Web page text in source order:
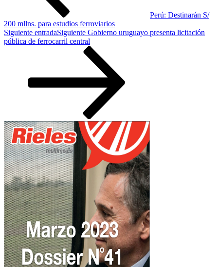
Perú: Destinarán S/
200 mllns. para estudios ferroviarios
Siguiente entradaSiguiente Gobierno uruguayo presenta licitación
pública de ferrocarril central